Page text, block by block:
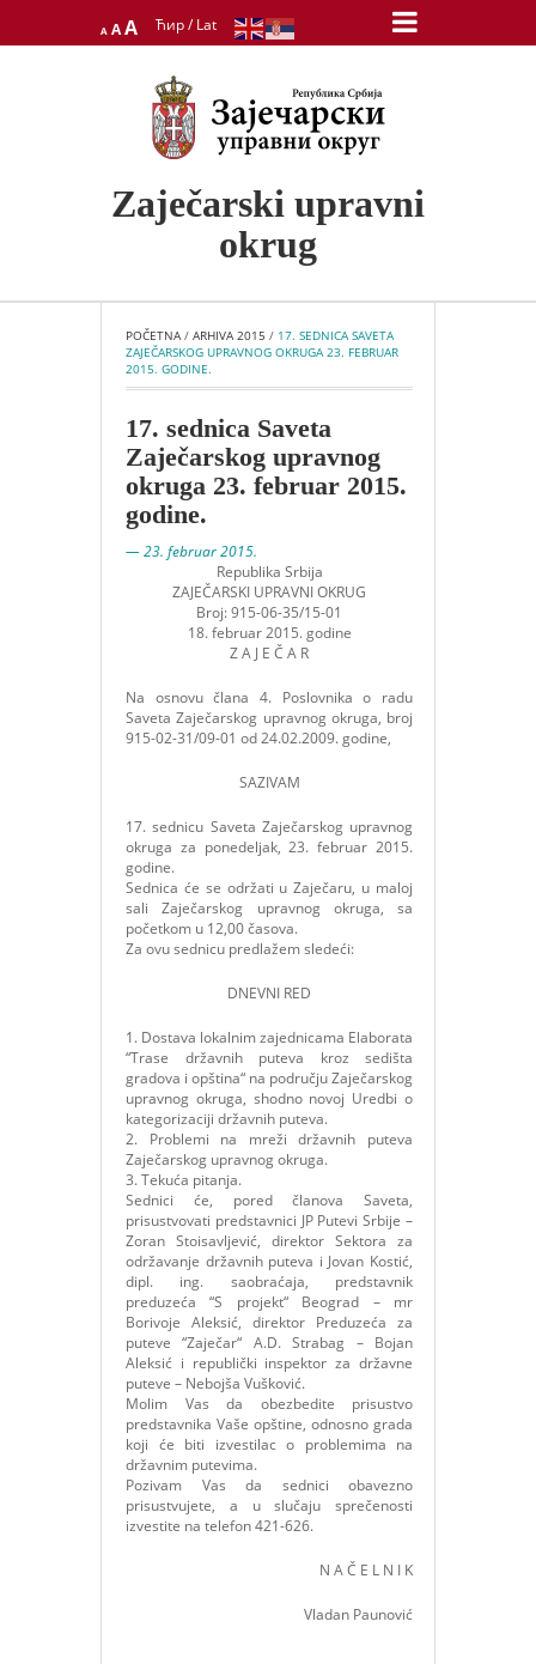
A
Decrease
font
size.
A Reset
font
AIncrease
font
size.
Ћир/Lat
Zaječarski upravni
okrug
POČETNA / ARHIVA 2015 / 17. SEDNICA SAVETA
ZAJEČARSKOG UPRAVNOG OKRUGA 23. FEBRUAR
2015. GODINE.
17. sednica Saveta
Zaječarskog upravnog
okruga 23. februar 2015.
godine.
— 23. februar 2015.
Republika Srbija
ZAJEČARSKI UPRAVNI OKRUG
Broj: 915-06-35/15-01
18. februar 2015. godine
Z A J E Č A R
Na osnovu člana 4. Poslovnika o radu
Saveta Zaječarskog upravnog okruga, broj
915-02-31/09-01 od 24.02.2009. godine,
SAZIVAM
17. sednicu Saveta Zaječarskog upravnog
okruga za ponedeljak, 23. februar 2015.
godine.
Sednica će se održati u Zaječaru, u maloj
sali Zaječarskog upravnog okruga, sa
početkom u 12,00 časova.
Za ovu sednicu predlažem sledeći:
DNEVNI RED
1. Dostava lokalnim zajednicama Elaborata
“Trase državnih puteva kroz sedišta
gradova i opština“ na području Zaječarskog
upravnog okruga, shodno novoj Uredbi o
kategorizaciji državnih puteva.
2. Problemi na mreži državnih puteva
Zaječarskog upravnog okruga.
3. Tekuća pitanja.
Sednici će, pored članova Saveta,
prisustvovati predstavnici JP Putevi Srbije –
Zoran Stoisavljević, direktor Sektora za
održavanje državnih puteva i Jovan Kostić,
dipl. ing. saobraćaja, predstavnik
preduzeća “S projekt“ Beograd – mr
Borivoje Aleksić, direktor Preduzeća za
puteve “Zaječar“ A.D. Strabag – Bojan
Aleksić i republički inspektor za državne
puteve – Nebojša Vušković.
Molim Vas da obezbedite prisustvo
predstavnika Vaše opštine, odnosno grada
koji će biti izvestilac o problemima na
državnim putevima.
Pozivam Vas da sednici obavezno
prisustvujete, a u slučaju sprečenosti
izvestite na telefon 421-626.
N A Č E L N I K
Vladan Paunović